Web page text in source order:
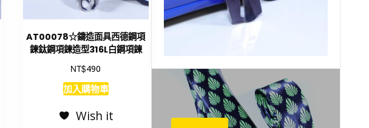
AT00078☆鑄造面具西德鋼項
鍊鈦鋼項鍊造型316L白鋼項鍊
NT$490
加入購物車
Wish it
NT$190 NT$ 490